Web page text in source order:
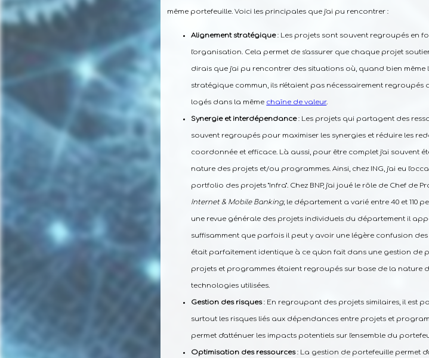
même portefeuille. Voici les principales que j'ai pu rencontrer :
Alignement stratégique: Les projets sont souvent regroupés en
l'organisation. Cela permet de s'assurer que chaque projet
dirais que j'ai pu rencontrer des situations où, quand bien
stratégique commun, ils n'étaient pas nécessairement
logés dans la même chaîne de valeur.
Synergie et interdépendance: Les projets qui partagent des
souvent regroupés pour maximiser les synergies et réduire les
coordonnée et efficace. Là aussi, pour être complet j'ai souvent
nature des projets et/ou programmes. Ainsi, chez ING, j'ai eu
portfolio des projets "Infra". Chez BNP, j'ai joué le rôle de Chef
Internet & Mobile Banking; le département a varié entre 40 et 110
une revue générale des projets individuels du département il
suffisamment que parfois il peut y avoir une légère confusion
était parfaitement identique à ce qu'on fait dans une gestion de
projets et programmes étaient regroupés sur base de la nature
technologies utilisées.
Gestion des risques: En regroupant des projets similaires, il est
surtout les risques liés aux dépendances entre projets et
permet d'atténuer les impacts potentiels sur l'ensemble du
Optimisation des ressources: La gestion de portefeuille permet